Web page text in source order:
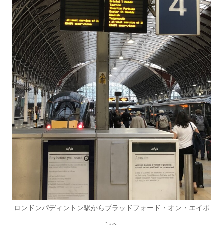
ロンドンパディントン駅からブラッドフォード・オン・エイボ